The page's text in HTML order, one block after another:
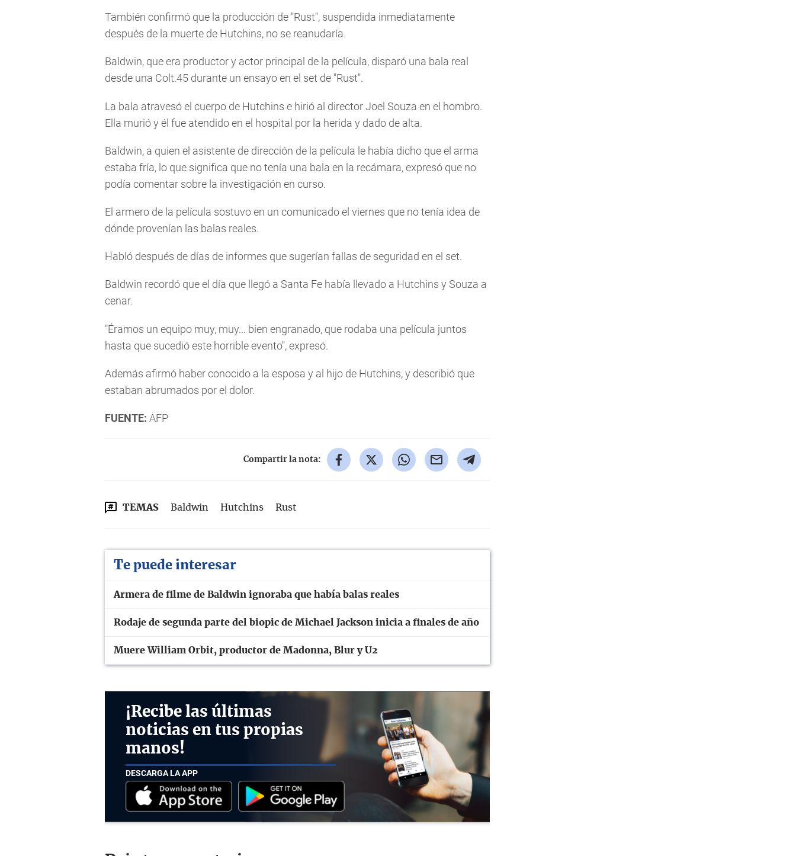
También confirmó que la producción de "Rust", suspendida inmediatamente
después de la muerte de Hutchins, no se reanudaría.
Baldwin, que era productor y actor principal de la película, disparó una bala real
desde una Colt.45 durante un ensayo en el set de "Rust".
La bala atravesó el cuerpo de Hutchins e hirió al director Joel Souza en el hombro.
Ella murió y él fue atendido en el hospital por la herida y dado de alta.
Baldwin, a quien el asistente de dirección de la película le había dicho que el arma
estaba fría, lo que significa que no tenía una bala en la recámara, expresó que no
podía comentar sobre la investigación en curso.
El armero de la película sostuvo en un comunicado el viernes que no tenía idea de
dónde provenían las balas reales.
Habló después de días de informes que sugerían fallas de seguridad en el set.
Baldwin recordó que el día que llegó a Santa Fe había llevado a Hutchins y Souza a
cenar.
"Éramos un equipo muy, muy... bien engranado, que rodaba una película juntos
hasta que sucedió este horrible evento", expresó.
Además afirmó haber conocido a la esposa y al hijo de Hutchins, y describió que
estaban abrumados por el dolor.
FUENTE: AFP
Compartir la nota:
TEMAS Baldwin Hutchins Rust
Te puede interesar
Armera de filme de Baldwin ignoraba que había balas reales
Rodaje de segunda parte del biopic de Michael Jackson inicia a finales de año
Muere William Orbit, productor de Madonna, Blur y U2
¡Recibe las últimas
noticias en tus propias
manos!
DESCARGA LA APP